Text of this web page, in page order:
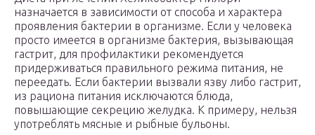
назначается в зависимости от способа и характера
проявления бактерии в организме. Если у человека
просто имеется в организме бактерия, вызывающая
гастрит, для профилактики рекомендуется
придерживаться правильного режима питания, не
переедать. Если бактерии вызвали язву либо гастрит,
из рациона питания исключаются блюда,
повышающие секрецию желудка. К примеру, нельзя
употреблять мясные и рыбные бульоны.